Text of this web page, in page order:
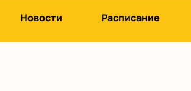
Новости Расписание